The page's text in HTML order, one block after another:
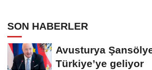
SON HABERLER
Avusturya
Türkiye’ye geliyor